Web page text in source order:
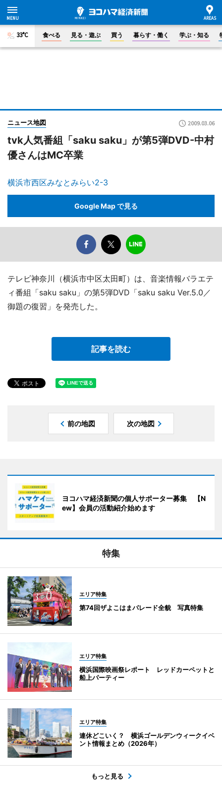
33°C 食べる 見る・遊ぶ 買う 暮らす・働く 学ぶ・知る
ニュース地図 2009.03.06
tvk人気番組「saku saku」が第5弾DVD-中村
優さんはMC卒業
横浜市西区みなとみらい2-3
Google Map で見る
テレビ神奈川（横浜市中区太田町）は、音楽情報バラエテ
ィ番組「saku saku」の第5弾DVD「saku saku Ver.5.0／
御題の復習」を発売した。
記事を読む
前の地図 次の地図
ヨコハマ経済新聞の個人サポーター募集 【N
ew】会員の活動紹介始めます
特集
エリア特集
第74回ザよこはまパレード全貌 写真特集
エリア特集
横浜国際映画祭レポート レッドカーペットと
船上パーティー
エリア特集
連休どこいく？ 横浜ゴールデンウィークイベ
ント情報まとめ（2026年）
もっと見る